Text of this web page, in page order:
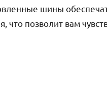
шины
что позволит вам